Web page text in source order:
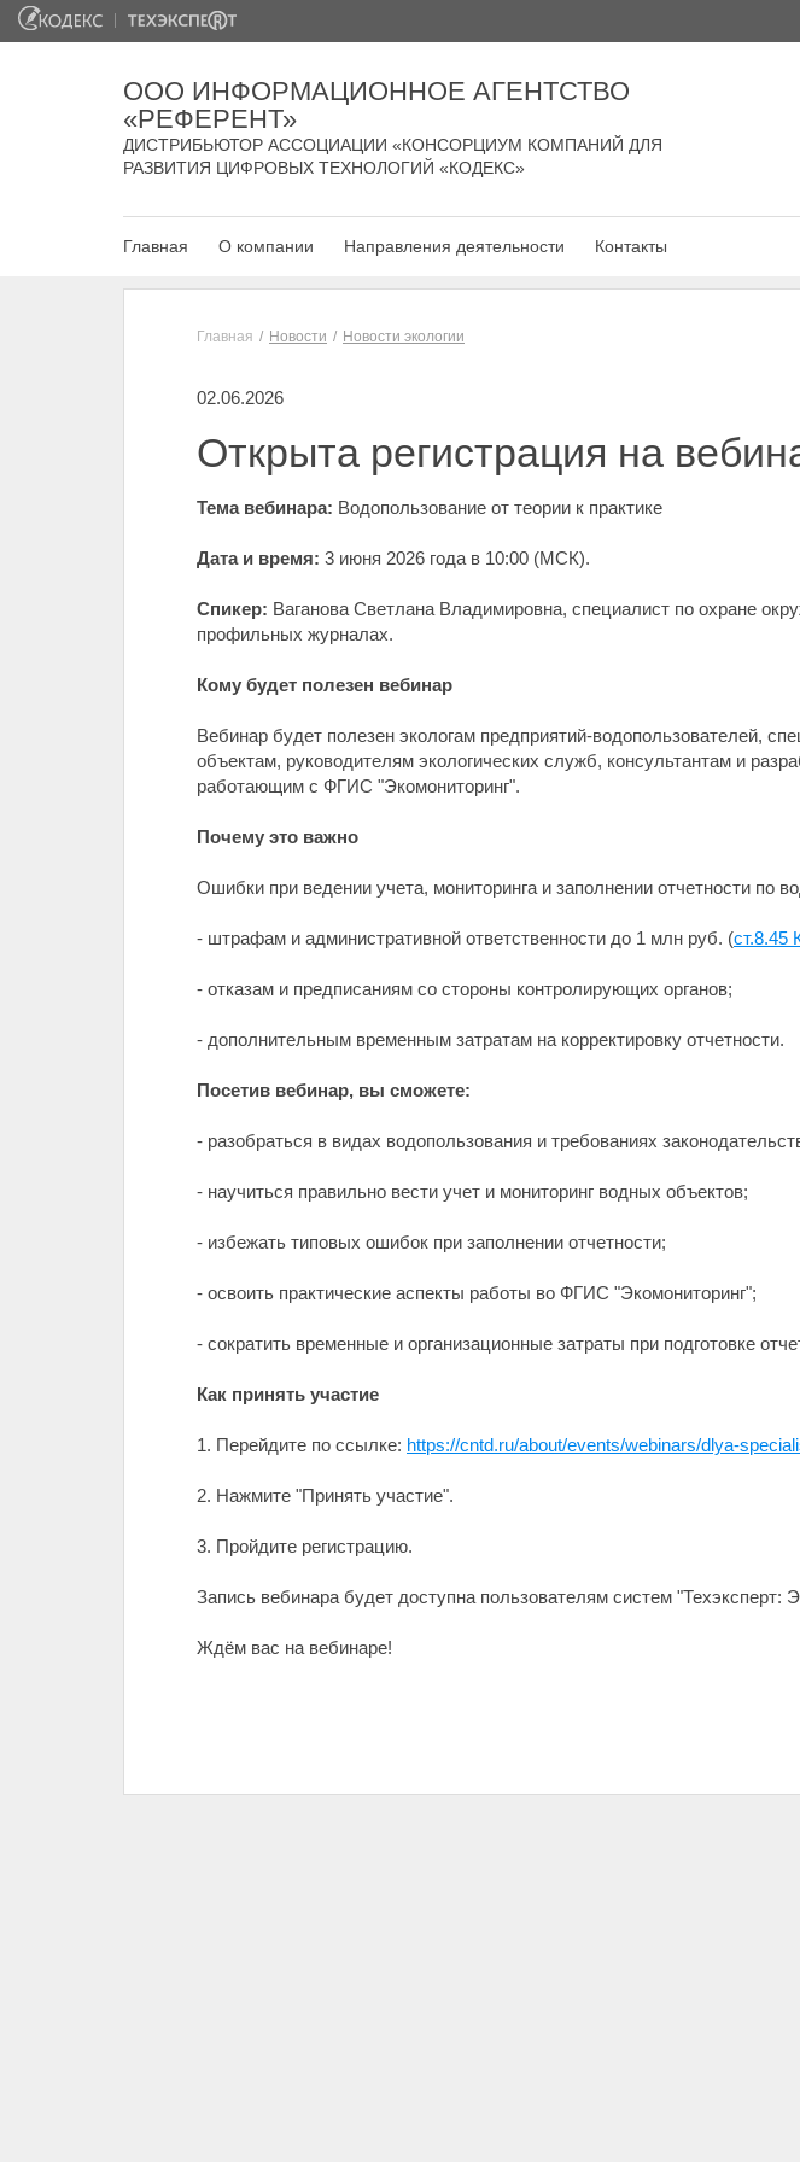
ООО ИНФОРМАЦИОННОЕ АГЕНТСТВО
«РЕФЕРЕНТ»
ДИСТРИБЬЮТОР АССОЦИАЦИИ «КОНСОРЦИУМ КОМПАНИЙ ДЛЯ
РАЗВИТИЯ ЦИФРОВЫХ ТЕХНОЛОГИЙ «КОДЕКС»
Главная О компании Направления деятельности Контакты
Главная Новости Новости экологии
02.06.2026
Открыта регистрация на
Тема вебинара: Водопользование от теории к практике
Дата и время: 3 июня 2026 года в 10:00 (МСК).
Спикер: Ваганова Светлана Владимировна, специалист по охране
профильных журналах.
Кому будет полезен вебинар
Вебинар будет полезен экологам предприятий-водопользователей,
объектам, руководителям экологических служб, консультантам и
работающим с ФГИС "Экомониторинг".
Почему это важно
Ошибки при ведении учета, мониторинга и заполнении отчетности по
- штрафам и административной ответственности до 1 млн руб. (
- отказам и предписаниям со стороны контролирующих органов;
- дополнительным временным затратам на корректировку отчетности.
Посетив вебинар, вы сможете:
- разобраться в видах водопользования и требованиях
- научиться правильно вести учет и мониторинг водных объектов;
- избежать типовых ошибок при заполнении отчетности;
- освоить практические аспекты работы во ФГИС "Экомониторинг";
- сократить временные и организационные затраты при подготовке
Как принять участие
1. Перейдите по ссылке: https://cntd.ru/about/events/webinars/dlya-
2. Нажмите "Принять участие".
3. Пройдите регистрацию.
Запись вебинара будет доступна пользователям систем
Ждём вас на вебинаре!